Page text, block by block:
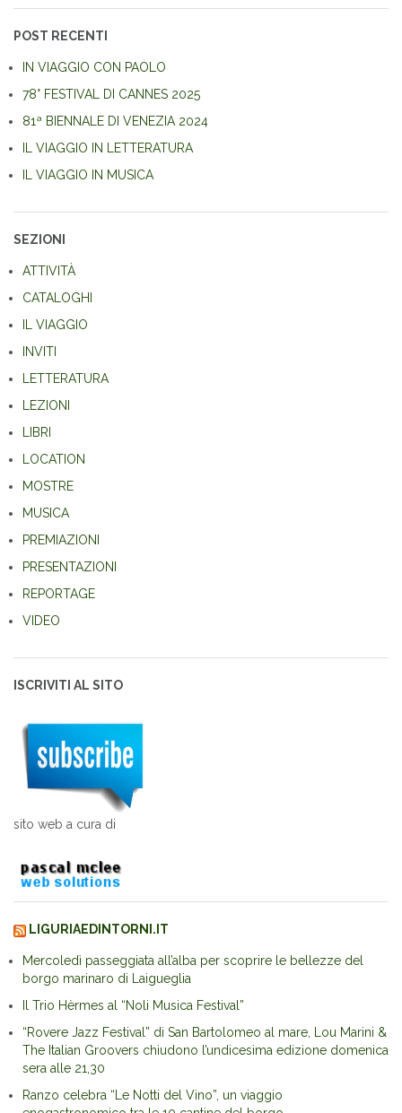
POST RECENTI
IN VIAGGIO CON PAOLO
78° FESTIVAL DI CANNES 2025
81ª BIENNALE DI VENEZIA 2024
IL VIAGGIO IN LETTERATURA
IL VIAGGIO IN MUSICA
SEZIONI
ATTIVITÀ
CATALOGHI
IL VIAGGIO
INVITI
LETTERATURA
LEZIONI
LIBRI
LOCATION
MOSTRE
MUSICA
PREMIAZIONI
PRESENTAZIONI
REPORTAGE
VIDEO
ISCRIVITI AL SITO
sito web a cura di
LIGURIAEDINTORNI.IT
Mercoledì passeggiata all’alba per scoprire le bellezze del
borgo marinaro di Laigueglia
Il Trio Hèrmes al “Noli Musica Festival”
“Rovere Jazz Festival” di San Bartolomeo al mare, Lou Marini &
The Italian Groovers chiudono l’undicesima edizione domenica
sera alle 21,30
Ranzo celebra “Le Notti del Vino”, un viaggio